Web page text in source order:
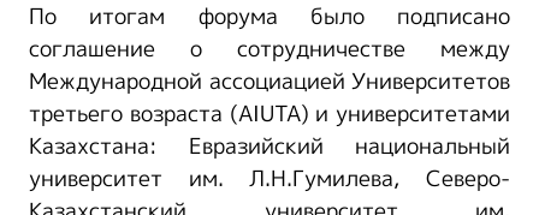
По итогам форума было подписано
соглашение о сотрудничестве между
Международной ассоциацией Университетов
третьего возраста (AIUTA) и университетами
Казахстана: Евразийский национальный
университет им. Л.Н.Гумилева, Северо-